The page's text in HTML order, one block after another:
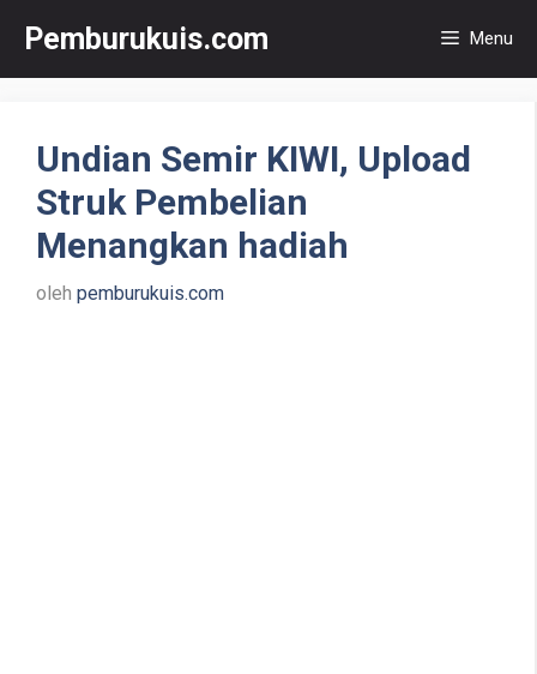
Pemburukuis.com Menu
Undian Semir KIWI, Upload
Struk Pembelian
Menangkan hadiah
oleh pemburukuis.com